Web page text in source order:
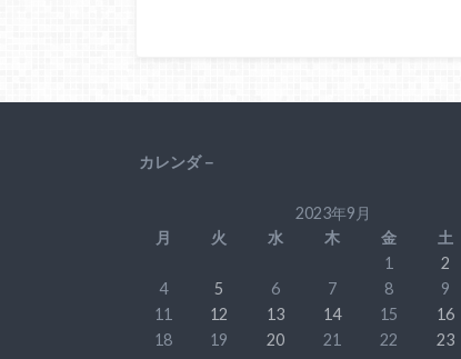
カレンダ－
2023年9月
月
火 水 木 金 土
1
2
4
5 6 7 8 9
11
12 13 14 15 16
18
19 20 21 22 23